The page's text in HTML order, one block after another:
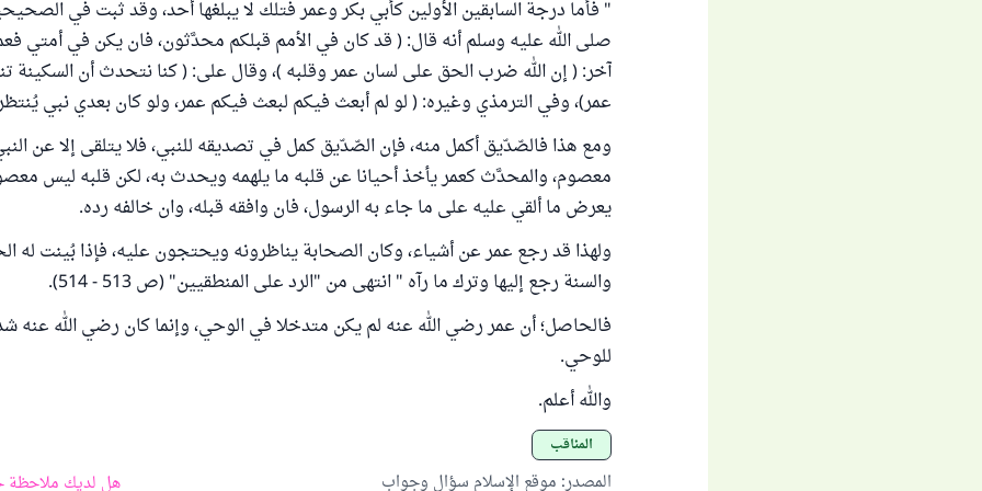
" فأما درجة السابقين الأولين كأبي بكر وعمر فتلك لا يبلغها أحد، وقد ثبت في
صلى الله عليه وسلم أنه قال: ( قد كان في الأمم قبلكم محدَّثون، فان يكن في أمتي
آخر: ( إن الله ضرب الحق على لسان عمر وقلبه )، وقال على: ( كنا نتحدث أن السكينة
عمر)، وفي الترمذي وغيره: ( لو لم أبعث فيكم لبعث فيكم عمر، ولو كان بعدي نبي
ومع هذا فالصّدّيق أكمل منه، فإن الصّدّيق كمل في تصديقه للنبي، فلا يتلقى إلا عن
معصوم، والمحدَّث كعمر يأخذ أحيانا عن قلبه ما يلهمه ويحدث به، لكن قلبه ليس
يعرض ما ألقي عليه على ما جاء به الرسول، فان وافقه قبله، وان خالفه رده.
ولهذا قد رجع عمر عن أشياء، وكان الصحابة يناظرونه ويحتجون عليه، فإذا بُينت له
والسنة رجع إليها وترك ما رآه " انتهى من "الرد على المنطقيين" (ص 513 - 514).
فالحاصل؛ أن عمر رضي الله عنه لم يكن متدخلا في الوحي، وإنما كان رضي الله عنه
للوحي.
والله أعلم.
المناقب
المصدر: موقع الإسلام سؤال وجواب هل لديك ملاحظة